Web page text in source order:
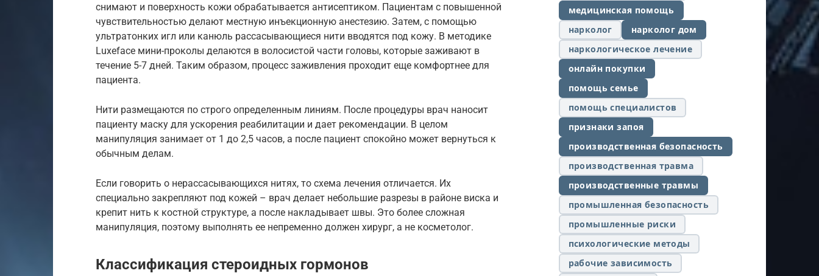
снимают и поверхность кожи обрабатывается антисептиком. Пациентам с повышенной
чувствительностью делают местную инъекционную анестезию. Затем, с помощью
ультратонких игл или канюль рассасывающиеся нити вводятся под кожу. В методике
Luxeface мини-проколы делаются в волосистой части головы, которые заживают в
течение 5-7 дней. Таким образом, процесс заживления проходит еще комфортнее для
пациента.
Нити размещаются по строго определенным линиям. После процедуры врач наносит
пациенту маску для ускорения реабилитации и дает рекомендации. В целом
манипуляция занимает от 1 до 2,5 часов, а после пациент спокойно может вернуться к
обычным делам.
Если говорить о нерассасывающихся нитях, то схема лечения отличается. Их
специально закрепляют под кожей – врач делает небольшие разрезы в районе виска и
крепит нить к костной структуре, а после накладывает швы. Это более сложная
манипуляция, поэтому выполнять ее непременно должен хирург, а не косметолог.
Классификация стероидных гормонов
медицинская помощь
нарколог
нарколог дом
наркологическое лечение
онлайн покупки
помощь семье
помощь специалистов
признаки запоя
производственная безопасность
производственная травма
производственные травмы
промышленная безопасность
промышленные риски
психологические методы
рабочие зависимость